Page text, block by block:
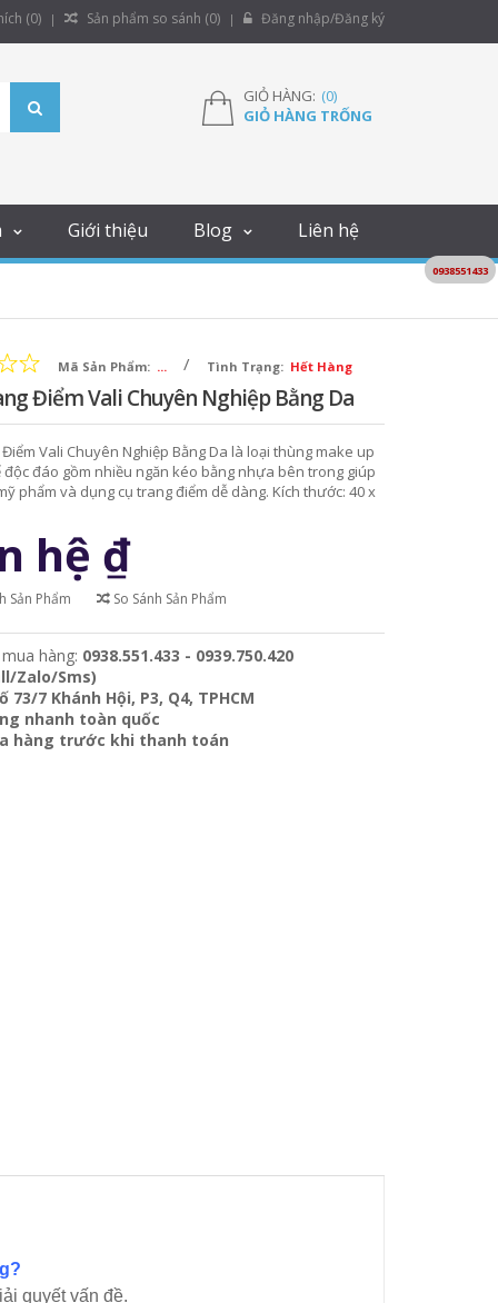
(0) Sản phẩm so sánh (0) Đăng nhập/Đăng ký
GIỎ HÀNG: (0)
GIỎ HÀNG TRỐNG
Giới thiệu Blog Liên hệ
Mã Sản Phẩm: ... / Tình Trạng: Hết Hàng
Điểm Vali Chuyên Nghiệp Bằng Da
Vali Chuyên Nghiệp Bằng Da là loại thùng make up
độc đáo gồm nhiều ngăn kéo bằng nhựa bên trong giúp
phẩm và dụng cụ trang điểm dễ dàng. Kích thước: 40 x
hệ ₫
Sản Phẩm So Sánh Sản Phẩm
mua hàng: 0938.551.433 - 0939.750.420
Zalo/Sms)
73/7 Khánh Hội, P3, Q4, TPHCM
nhanh toàn quốc
hàng trước khi thanh toán
quyết vấn đề.
0938551433